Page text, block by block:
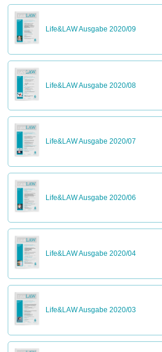
Life&LAW Ausgabe 2020/09
Life&LAW Ausgabe 2020/08
Life&LAW Ausgabe 2020/07
Life&LAW Ausgabe 2020/06
Life&LAW Ausgabe 2020/04
Life&LAW Ausgabe 2020/03